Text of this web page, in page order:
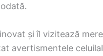
și îl vizitează
avertismentele